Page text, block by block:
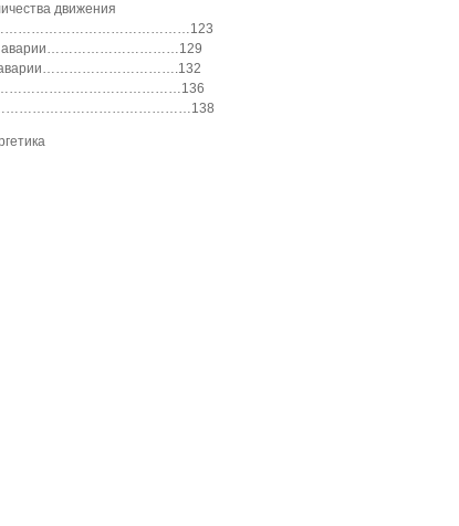
движения
аварии…………………………129
аварии………………………….132